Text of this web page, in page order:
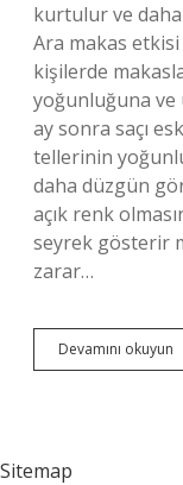
kurtulur ve
Ara makas etkisi
kişilerde
yoğunluğuna ve
ay sonra saçı
tellerinin
daha düzgün
açık renk
seyrek gösterir
zarar…
Devamını okuyun
Sitemap